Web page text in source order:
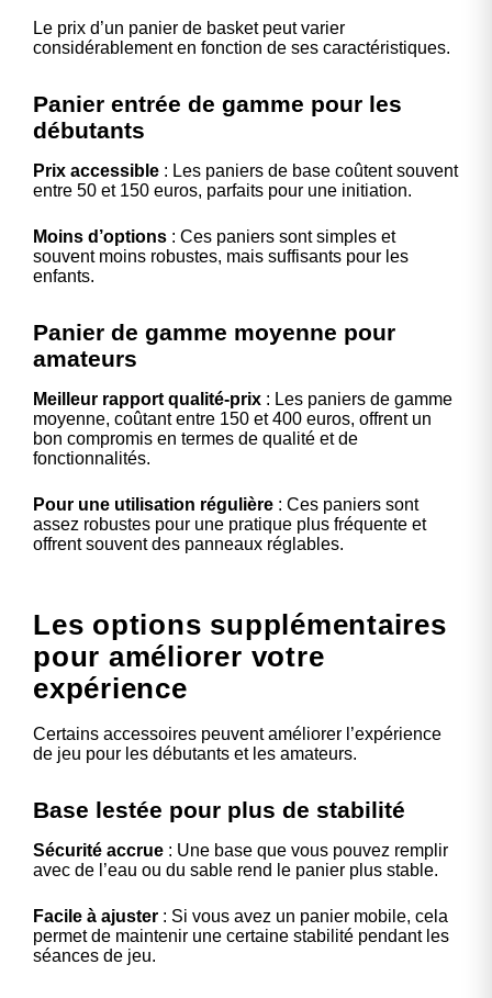
Le prix d’un panier de basket peut varier
considérablement en fonction de ses caractéristiques.
Panier entrée de gamme pour les
débutants
Prix accessible : Les paniers de base coûtent souvent
entre 50 et 150 euros, parfaits pour une initiation.
Moins d’options : Ces paniers sont simples et
souvent moins robustes, mais suffisants pour les
enfants.
Panier de gamme moyenne pour
amateurs
Meilleur rapport qualité-prix : Les paniers de gamme
moyenne, coûtant entre 150 et 400 euros, offrent un
bon compromis en termes de qualité et de
fonctionnalités.
Pour une utilisation régulière : Ces paniers sont
assez robustes pour une pratique plus fréquente et
offrent souvent des panneaux réglables.
Les options supplémentaires
pour améliorer votre
expérience
Certains accessoires peuvent améliorer l’expérience
de jeu pour les débutants et les amateurs.
Base lestée pour plus de stabilité
Sécurité accrue : Une base que vous pouvez remplir
avec de l’eau ou du sable rend le panier plus stable.
Facile à ajuster : Si vous avez un panier mobile, cela
permet de maintenir une certaine stabilité pendant les
séances de jeu.